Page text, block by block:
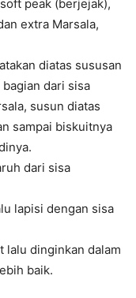
peak (berjejak),
extra Marsala,
diatas sususan
dari sisa
susun diatas
sampai biskuitnya
dari sisa
lapisi dengan sisa
lalu dinginkan dalam
baik.